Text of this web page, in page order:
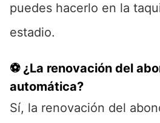
puedes hacerlo en la
estadio.
⚽ ¿La renovación del
automática?
Sí, la renovación del